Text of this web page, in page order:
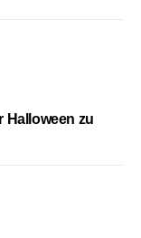
Halloween zu